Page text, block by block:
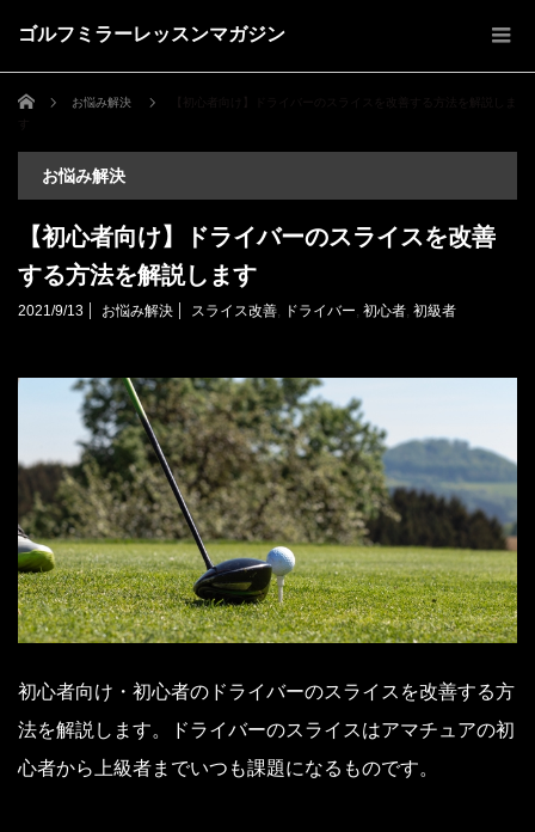
ゴルフミラーレッスンマガジン
ホーム お悩み解決
お悩み解決
【初心者向け】ドライバーのスライスを改善
する方法を解説します
2021/9/13 お悩み解決 スライス改善, ドライバー, 初心者, 初級者
初心者向け・初心者のドライバーのスライスを改善する方
法を解説します。ドライバーのスライスはアマチュアの初
心者から上級者までいつも課題になるものです。